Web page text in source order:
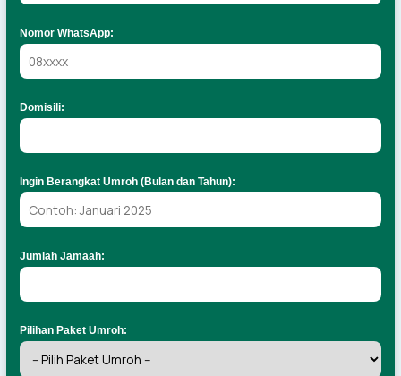
Nomor WhatsApp:
Domisili:
Ingin Berangkat Umroh (Bulan dan Tahun):
Jumlah Jamaah:
Pilihan Paket Umroh: